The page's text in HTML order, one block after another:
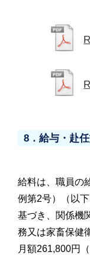
8．給与・赴
給料は、職員の
例第2号）（以
基づき、関係機
務又は家畜保健
月額261,800円